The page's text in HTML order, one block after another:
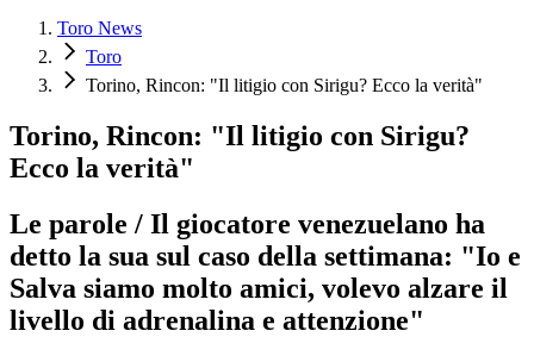
Toro News
Toro
Torino, Rincon: "Il litigio con Sirigu? Ecco la verità"
Torino, Rincon: "Il litigio con Sirigu?
Ecco la verità"
Le parole / Il giocatore venezuelano ha
detto la sua sul caso della settimana: "Io e
Salva siamo molto amici, volevo alzare il
livello di adrenalina e attenzione"